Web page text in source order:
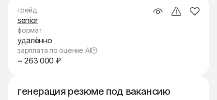
генерация резюме под вакансию
грейд
senior
формат
удалённо
зарплата по оценке AI
~ 263 000 ₽